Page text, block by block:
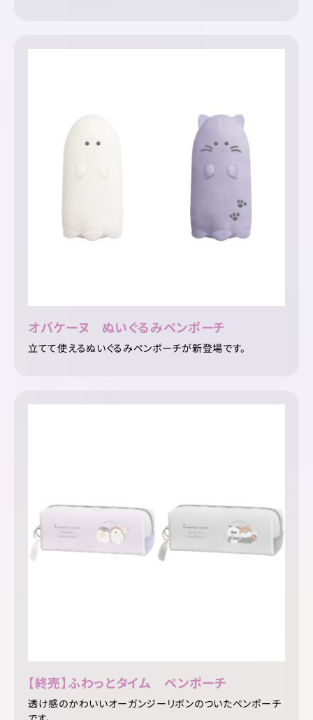
オバケーヌ ぬいぐるみペンポーチ
立てて使えるぬいぐるみペンポーチが新登場です。
【終売】ふわっとタイム ペンポーチ
透け感のかわいいオーガンジーリボンのついたペンポーチ